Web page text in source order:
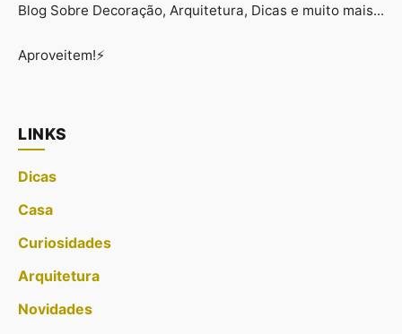
Blog Sobre Decoração, Arquitetura, Dicas e muito mais...
Aproveitem!⚡
LINKS
Dicas
Casa
Curiosidades
Arquitetura
Novidades